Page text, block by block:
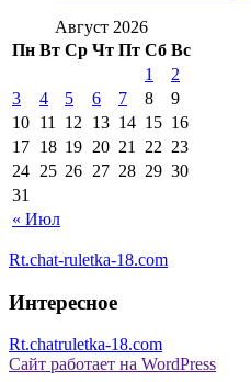
Август 2026
Пн Вт Ср Чт Пт Сб Вс
« Июл
1
2
3
4 5 6 7 8
9
10 11 12 13 14 15 16
17 18 19 20 21 22 23
24 25 26 27 28 29 30
31
Rt.chat-ruletka-18.com
Интересное
Rt.chatruletka-18.com
Сайт работает на WordPress